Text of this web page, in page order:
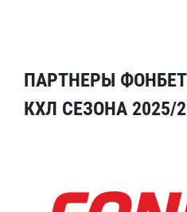
ПАРТНЕРЫ
КХЛ СЕЗОНА 2025/